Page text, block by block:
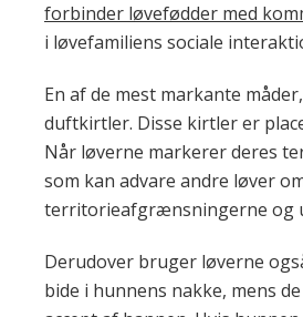
forbinder løvefødder med
i løvefamiliens sociale
En af de mest markante
duftkirtler. Disse kirtler er
Når løverne markerer deres
som kan advare andre løver
territorieafgrænsningerne og
Derudover bruger løverne
bide i hunnens nakke, mens